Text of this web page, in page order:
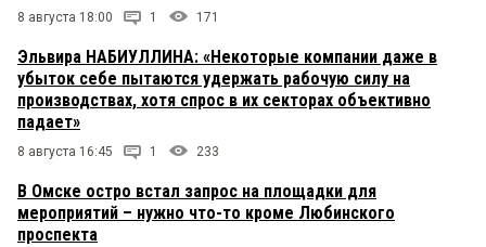
8 августа 18:00 1 171
Эльвира НАБИУЛЛИНА: «Некоторые компании даже в
убыток себе пытаются удержать рабочую силу на
производствах, хотя спрос в их секторах объективно
падает»
8 августа 16:45 1 233
В Омске остро встал запрос на площадки для
мероприятий – нужно что-то кроме Любинского
проспекта